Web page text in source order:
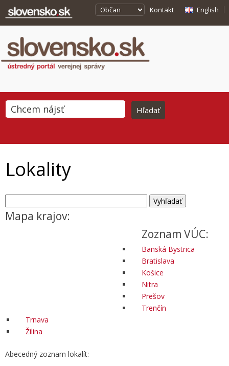
Kontakt English
Lokality
Mapa krajov:
Zoznam VÚC:
Banská Bystrica
Bratislava
Košice
Nitra
Prešov
Trenčín
Trnava
Žilina
Abecedný zoznam lokalít: